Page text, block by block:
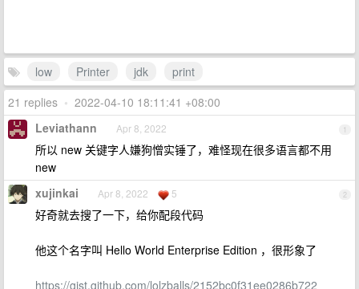
low Printer jdk
print
21 replies • 2022-04-10 18:11:41 +08:00
1
Leviathann Apr 8, 2022
所以 new 关键字人嫌狗憎实锤了，难怪现在很多语言都不用
new
2
xujinkai Apr 8, 2022 5
好奇就去搜了一下，给你配段代码
他这个名字叫 Hello World Enterprise Edition ，很形象了
https://gist.github.com/lolzballs/2152bc0f31ee0286b722